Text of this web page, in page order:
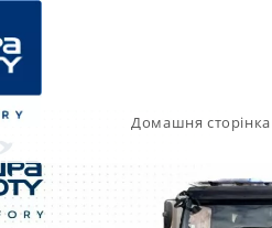
Домашня сторінка